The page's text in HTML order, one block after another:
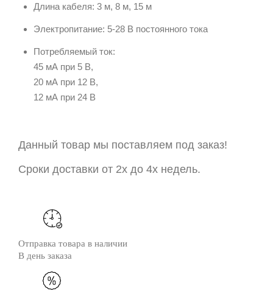
Длина кабеля: 3 м, 8 м, 15 м
Электропитание: 5-28 В постоянного тока
Потребляемый ток:
45 мА при 5 В,
20 мА при 12 В,
12 мА при 24 В
Данный товар мы поставляем под заказ!
Сроки доставки от 2х до 4х недель.
Отправка товара в наличии
В день заказа